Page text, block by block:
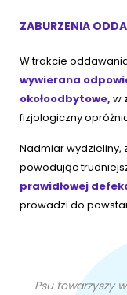
ZABURZENIA
W trakcie
wywierana
okołoodbytowe, w
fizjologiczny
Nadmiar wydzieliny,
powodując
prawidłowej
prowadzi do
Psu towarzyszy